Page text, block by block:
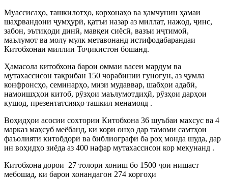
Муассисаҳо, ташкилотҳо, корхонаҳо ва ҳамчунин ҳамаи
шаҳрвандони ҷумҳурӣ, қатъи назар аз миллат, нажод, ҷинс,
забон, эътиқоди динӣ, мавқеи сиёсӣ, вазъи иҷтимоӣ,
маълумот ва молу мулк метавонанд истифодабарандаи
Китобхонаи миллии Тоҷикистон бошанд.
Ҳамасола китобхона барои оммаи васеи мардум ва
мутахассисон тақрибан 150 чорабинии гуногун, аз ҷумла
конфронсҳо, семинарҳо, мизи мудаввар, шабҳои адабӣ,
намоишҳҳои китоб, рӯзҳои маълумотдиҳӣ, рӯзҳои дарҳои
кушод, презентатсияҳо ташкил менамояд .
Воҳидҳои асосии сохтории Китобхона 36 шуъбаи махсус ва 4
марказ маҳсуб меёбанд, ки кори онҳо дар тамоми самтҳои
фаъолияти китобдорӣ ва библиографӣ ба роҳ монда шуда, дар
ин воҳидҳо зиёда аз 400 нафар мутахассисон кор мекунанд .
Китобхона дорои 27 толори хониш бо 1500 ҷои нишаст
мебошад, ки барои хонандагон 274 коргоҳи